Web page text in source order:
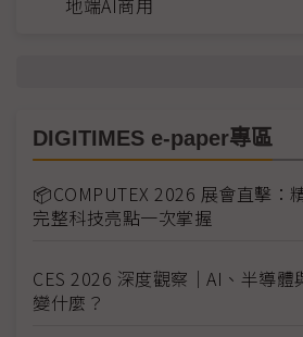
地端AI商用
DIGITIMES e-paper專區
📦COMPUTEX 2026 展會直擊：
完整科技亮點一次掌握
CES 2026 深度觀察｜AI、半導體
變什麼？